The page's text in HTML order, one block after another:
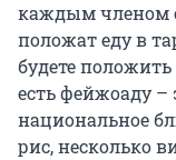
каждым членом
положат еду в
будете
есть фейжоаду –
национальное
рис, несколько